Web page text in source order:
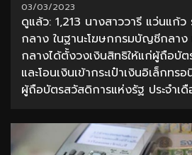
03/03/2023
ดูแล้ว: 1,213 นางสาววารี แว่นแ
กลาง ในฐานะโฆษกกรมบัญชีกลา
กลางได้ตั้งวงเงินสิทธิให้แก่ผู้ถือบั
และโอนเงินเข้ากระเป๋าเงินอิเล็กท
ผู้ถือบัตรสวัสดิการแห่งรัฐ ประจำเดื